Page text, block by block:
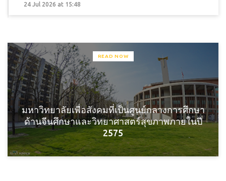
24 Jul 2026 at 15:48
READ NOW
มหาวิทยาลัยเพื่อสังคมที่เป็นศูนย์กลางการศึกษา
ด้านจีนศึกษาและวิทยาศาสตร์สุขภาพภายในปี
2575